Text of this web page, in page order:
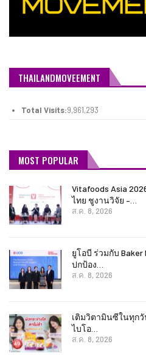
THAILANDMOVEEMENT
Total Visits:9,961,293
MOST POPULAR
Vitafoods Asia
ไทย ชูงานวิจัย –…
ส.ค. 8, 2026
ยูโอบี ร่วมกับ Baker
ปกป้อง…
ส.ค. 8, 2026
เติมวิตามินซีในทุก
ไบโอ…
ส.ค. 8, 2026